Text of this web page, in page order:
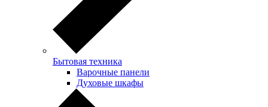
Бытовая техника
Варочные панели
Духовые шкафы